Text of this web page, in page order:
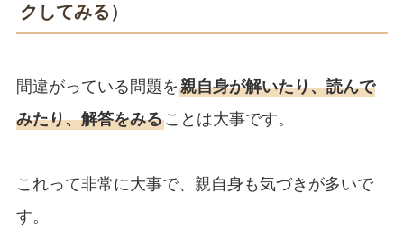
クしてみる）
間違がっている問題を親自身が解いたり、読んで
みたり、解答をみることは大事です。
これって非常に大事で、親自身も気づきが多いで
す。